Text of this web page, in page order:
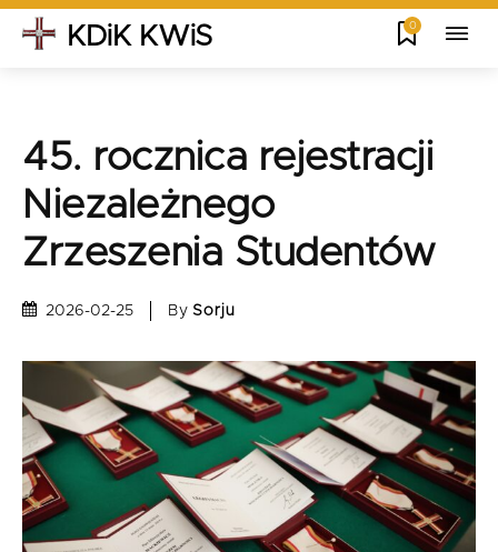
KDiK KWiS 0
45. rocznica rejestracji
Niezależnego
Zrzeszenia Studentów
2026-02-25 By Sorju